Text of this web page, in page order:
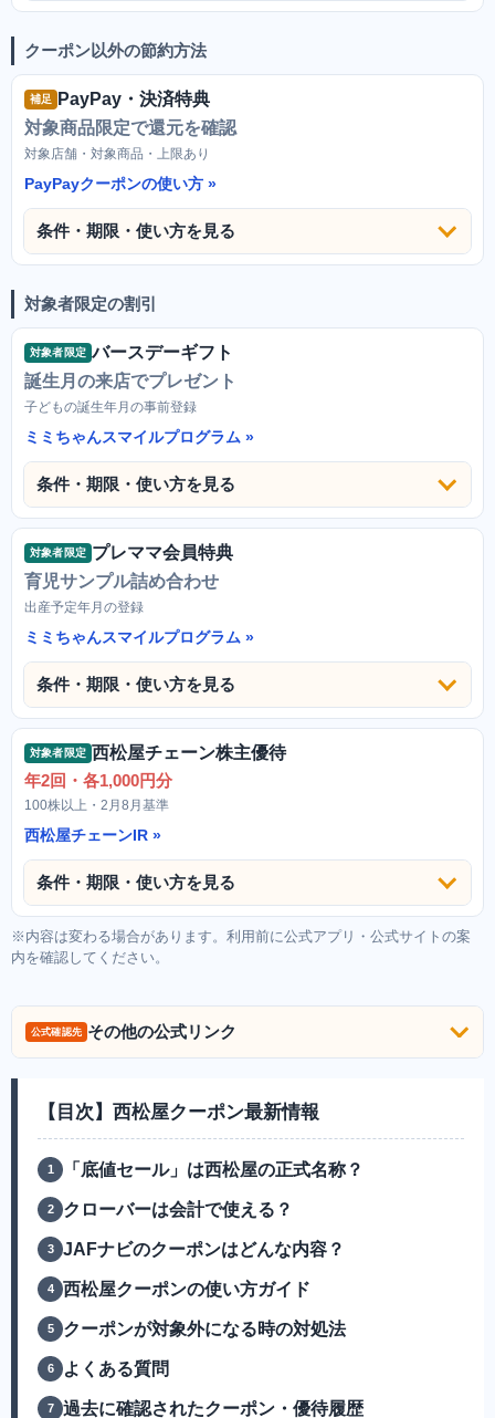
クーポン以外の節約方法
補足
PayPay・決済特典
対象商品限定で還元を確認
対象店舗・対象商品・上限あり
PayPayクーポンの使い方
条件・期限・使い方を見る
対象者限定の割引
対象者限定 バースデーギフト
誕生月の来店でプレゼント
子どもの誕生年月の事前登録
ミミちゃんスマイルプログラム
条件・期限・使い方を見る
対象者限定 プレママ会員特典
育児サンプル詰め合わせ
出産予定年月の登録
ミミちゃんスマイルプログラム
条件・期限・使い方を見る
対象者限定 西松屋チェーン株主優待
年2回・各1,000円分
100株以上・2月8月基準
西松屋チェーンIR
条件・期限・使い方を見る
※内容は変わる場合があります。利用前に公式アプリ・公式サイトの案
内を確認してください。
公式確認先 その他の公式リンク
【目次】西松屋クーポン最新情報
「底値セール」は西松屋の正式名称？
クローバーは会計で使える？
JAFナビのクーポンはどんな内容？
西松屋クーポンの使い方ガイド
クーポンが対象外になる時の対処法
よくある質問
過去に確認されたクーポン・優待履歴